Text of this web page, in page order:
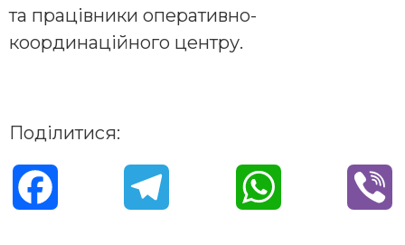
та працівники оперативно-
координаційного центру.
Поділитися: